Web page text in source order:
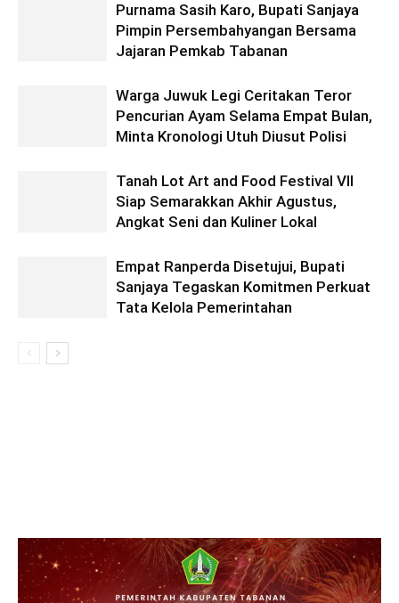
Purnama Sasih Karo, Bupati Sanjaya
Pimpin Persembahyangan Bersama
Jajaran Pemkab Tabanan
Warga Juwuk Legi Ceritakan Teror
Pencurian Ayam Selama Empat Bulan,
Minta Kronologi Utuh Diusut Polisi
Tanah Lot Art and Food Festival VII
Siap Semarakkan Akhir Agustus,
Angkat Seni dan Kuliner Lokal
Empat Ranperda Disetujui, Bupati
Sanjaya Tegaskan Komitmen Perkuat
Tata Kelola Pemerintahan